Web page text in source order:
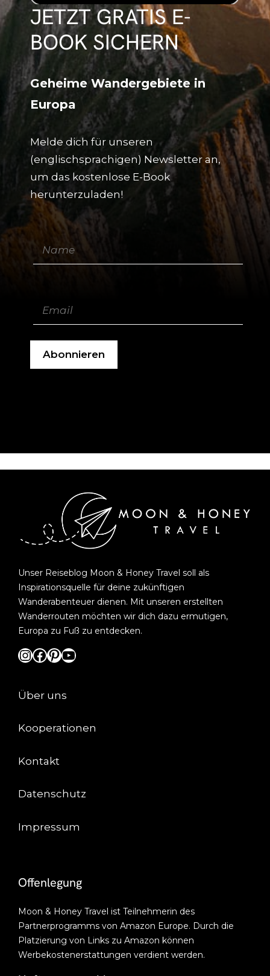
JETZT GRATIS E-
BOOK SICHERN
Geheime Wandergebiete in
Europa
Melde dich für unseren
(englischsprachigen) Newsletter an,
um das kostenlose E-Book
herunterzuladen!
Unser Reiseblog Moon & Honey Travel soll als
Inspirationsquelle für deine zukünftigen
Wanderabenteuer dienen. Mit unseren erstellten
Wanderrouten möchten wir dich dazu ermutigen,
Europa zu Fuß zu entdecken.
InstagramFacebook Pinterest YouTube
Über uns
Kooperationen
Kontakt
Datenschutz
Impressum
Offenlegung
Moon & Honey Travel ist Teilnehmerin des
Partnerprogramms von Amazon Europe. Durch die
Platzierung von Links zu Amazon können
Werbekostenerstattungen verdient werden.